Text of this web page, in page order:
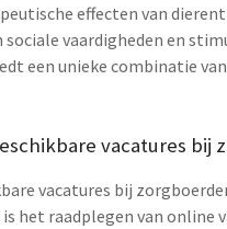
effecten van
vaardigheden en
een unieke combinatie
vacatures bij
vacatures bij
is het raadplegen van